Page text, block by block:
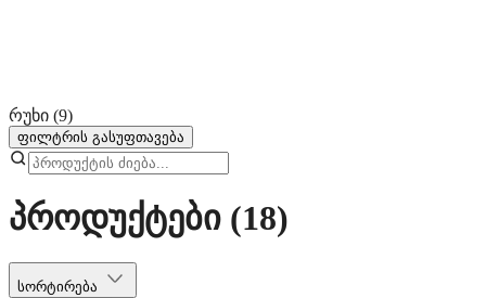
რუხი (9)
ფილტრის გასუფთავება
პროდუქტები (18)
სორტირება